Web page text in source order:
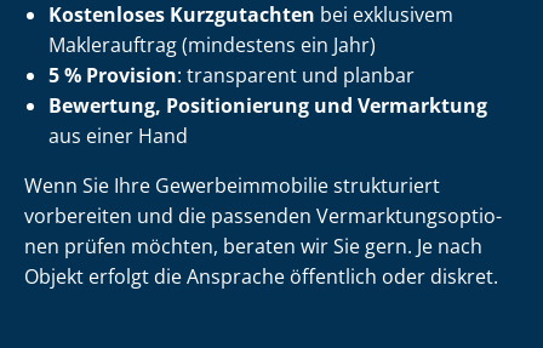
Kostenloses Kurzgutachten bei exklusivem
Maklerauftrag (mindestens ein Jahr)
5 % Provision: transparent und planbar
Bewertung, Positionierung und Vermarktung
aus einer Hand
Wenn Sie Ihre Ge­wer­be­im­mo­bi­lie strukturiert
vorbereiten und die passenden Ver­mark­tungs­op­tio­
nen prüfen möchten, beraten wir Sie gern. Je nach
Objekt erfolgt die Ansprache öffentlich oder diskret.